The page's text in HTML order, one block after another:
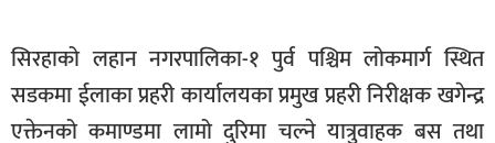
खेलकुद
मनोरञ्जन
सिरहाको लहान नगरपालिका-१ पुर्व पश्चिम लोकमार्ग स्थित
सडकमा ईलाका प्रहरी कार्यालयका प्रमुख प्रहरी निरीक्षक खगेन्द्र
एक्तेनको कमाण्डमा लामो दुरिमा चल्ने यात्रुवाहक बस तथा